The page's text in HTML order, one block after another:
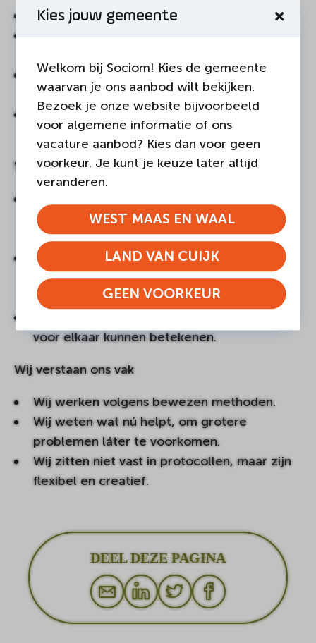
Wij staan zonder oordeel naast mensen.
Wij zijn vrij toegankelijk en werken zonder
indicaties.
Wij zijn er voor mensen waar geen instanties
of medemensen meer komen.
Wij zijn de verbindende schakel
juiste organisaties om problemen in de kiem
te smoren.
Wij signaleren (oorzaken van) structurele,
maatschappelijke problemen en agenderen
deze bij relevante partijen.
voor elkaar kunnen betekenen.
Wij verstaan ons vak
Wij werken volgens bewezen methoden.
Wij weten wat nú helpt, om grotere
problemen láter te voorkomen.
Wij zitten niet vast in protocollen, maar zijn
flexibel en creatief.
DEEL DEZE PAGINA
Kies jouw gemeente
Welkom bij Sociom! Kies de gemeente
waarvan je ons aanbod wilt bekijken.
Bezoek je onze website bijvoorbeeld
voor algemene informatie of ons
vacature aanbod? Kies dan voor geen
voorkeur. Je kunt je keuze later altijd
veranderen.
WEST MAAS EN WAAL
LAND VAN CUIJK
GEEN VOORKEUR